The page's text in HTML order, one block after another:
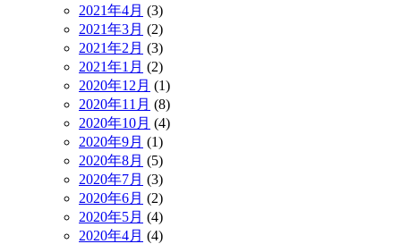
2021年4月 (3)
2021年3月 (2)
2021年2月 (3)
2021年1月 (2)
2020年12月 (1)
2020年11月 (8)
2020年10月 (4)
2020年9月 (1)
2020年8月 (5)
2020年7月 (3)
2020年6月 (2)
2020年5月 (4)
2020年4月 (4)